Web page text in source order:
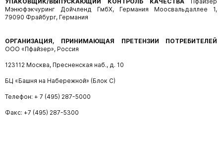
Мэнюфэкчуринг Дойчленд ГмбХ, Германия Моосвальдаллее 1,
79090 Фрайбург, Германия
ОРГАНИЗАЦИЯ, ПРИНИМАЮЩАЯ ПРЕТЕНЗИИ ПОТРЕБИТЕЛЕЙ
ООО «Пфайзер», Россия
123112 Москва, Пресненская наб., д. 10
БЦ «Башня на Набережной» (Блок С)
Телефон: + 7 (495) 287-5000
Факс: +7 (495) 287-5300